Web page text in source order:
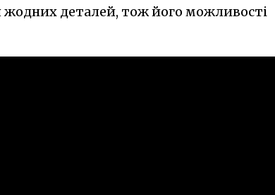
деталей, тож його можливості